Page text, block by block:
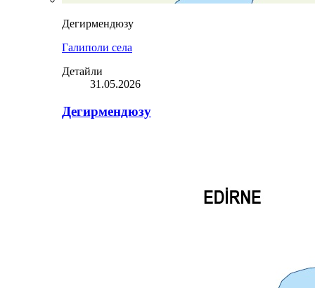
Дегирмендюзу
Галиполи села
Детайли
31.05.2026
Дегирмендюзу